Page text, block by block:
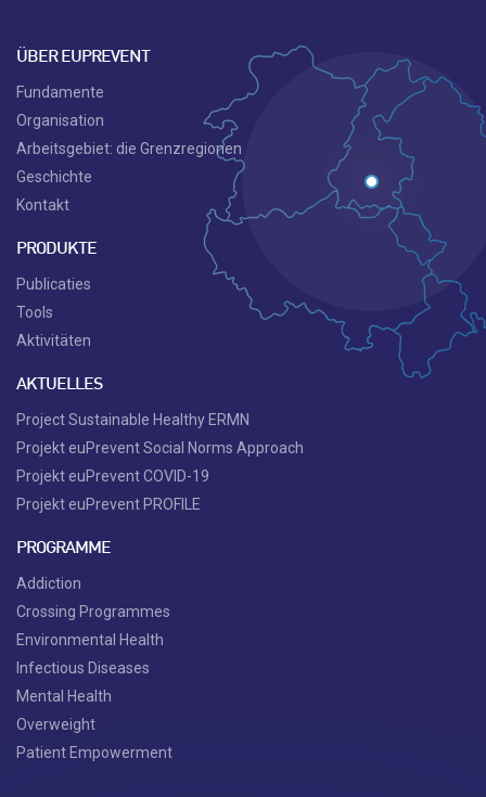
ÜBER EUPREVENT
Fundamente
Organisation
Arbeitsgebiet: die Grenzregionen
Geschichte
Kontakt
PRODUKTE
Publicaties
Tools
Aktivitäten
AKTUELLES
Project Sustainable Healthy ERMN
Projekt euPrevent Social Norms Approach
Projekt euPrevent COVID-19
Projekt euPrevent PROFILE
PROGRAMME
Addiction
Crossing Programmes
Environmental Health
Infectious Diseases
Mental Health
Overweight
Patient Empowerment